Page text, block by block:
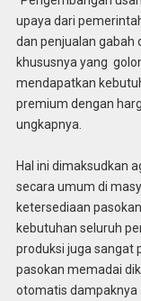
upaya dari
dan penjualan gabah
khususnya yang
mendapatkan
premium dengan
ungkapnya.
Hal ini dimaksudkan
secara umum di
ketersediaan
kebutuhan seluruh
produksi juga sangat
pasokan memadai
otomatis dampaknya